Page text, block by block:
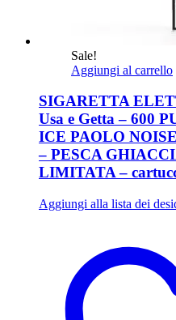
Sale!
Aggiungi al carrello
SIGARETTA
Usa e Getta – 600
ICE PAOLO
– PESCA
LIMITATA –
Aggiungi alla lista dei